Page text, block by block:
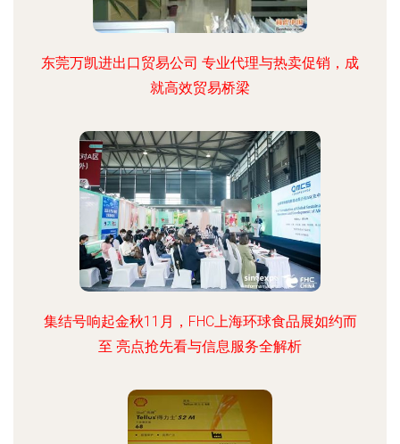
东莞万凯进出口贸易公司 专业代理与热卖促销，成
就高效贸易桥梁
集结号响起金秋11月，FHC上海环球食品展如约而
至 亮点抢先看与信息服务全解析